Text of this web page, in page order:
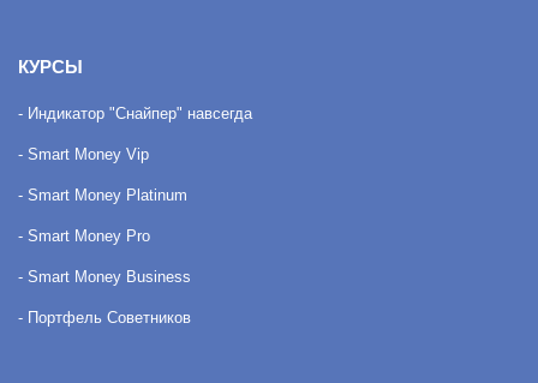
КУРСЫ
- Индикатор "Снайпер" навсегда
- Smart Money Vip
- Smart Money Platinum
- Smart Money Pro
- Smart Money Business
- Портфель Советников